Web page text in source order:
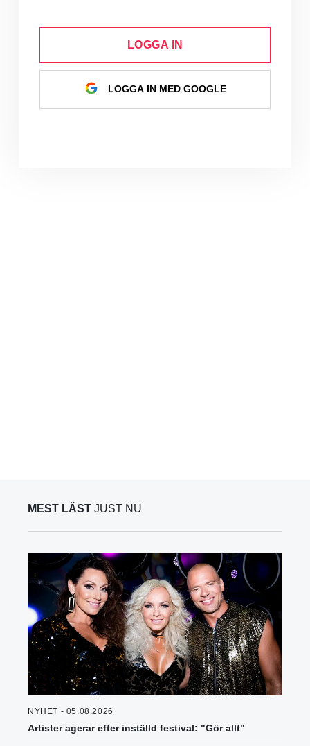
LOGGA IN
LOGGA IN MED GOOGLE
MEST LÄST JUST NU
NYHET - 05.08.2026
Artister agerar efter inställd festival: "Gör allt"